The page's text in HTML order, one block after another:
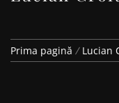
Prima pagină Lucian